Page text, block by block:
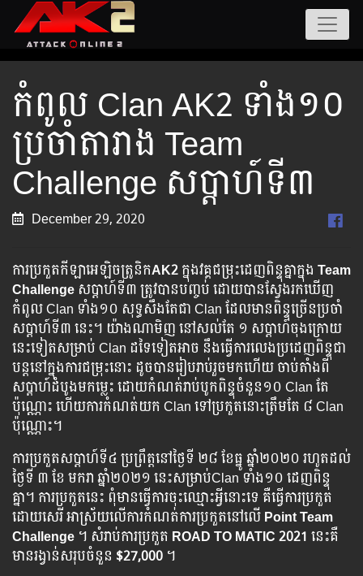
កំពូល Clan AK2 ទាំង១០
ប្រចាំតារាង Team
Challenge សប្ដាហ៍ទី៣
December 29, 2020
ការប្រកួតកីឡាអេឡិចត្រូនិកAK2ក្នុងវគ្គជម្រុះដេញពិន្ទុគ្នាក្នុង Team
Challenge សប្ដាហ៍ទី៣ ត្រូវបានបញ្ចប់ ដោយបានស្វែងរកឃើញ
កំពូល Clan ទាំង១០ សុទ្ធសឹងតែជា Clan ដែលមានពិន្ទុច្រើនប្រចាំ
សប្ដាហ៍ទី៣ នេះ។ យ៉ាងណាមិញ នៅសល់តែ ១ សប្ដាហ៍ចុងក្រោយ
នេះទៀតសម្រាប់ Clan ដទៃទៀតអាច នឹងធ្វើការលេងប្រដេញពិន្ទុជា
បន្តនៅក្នុងការជម្រុះនោះ ដូចបានរៀបរាប់រួចមកហើយ ចាប់តាំងពី
សប្ដាហ៍ដំបូងមកម្លេះ ដោយកំណត់រាប់បូកពិន្ទុចំនួន១០ Clan តែ
ប៉ុណ្ណោះ ហើយការកំណត់យក Clan ទៅប្រកួតនោះត្រឹមតែ ៨ Clan
ប៉ុណ្ណោះ។​
ការប្រកួតសប្ដាហ៍ទី៤ ប្រព្រឹត្តនៅថ្ងៃទី ២៨ ខែធ្នូ ឆ្នាំ២០២០ រហូតដល់
ថ្ងៃទី ៣ ខែ មករា ឆ្នាំ២០២១ នេះសម្រាប់Clan ទាំង១០ ដេញពិន្ទុ
គ្នា។ ការប្រកួតនេះ ពុំមានធ្វើការចុះឈ្មោះអ្វីនោះទេ គឺធ្វើការប្រកួត
ដោយសេរី អាស្រ័យលើការកំណត់ការប្រកួតនៅលើPoint Team
Challenge ។​ សំរាប់ការប្រកួត ROAD TO MATIC 2021 នេះគឺ
មានរង្វាន់សរុបចំនួន $27,000 ។